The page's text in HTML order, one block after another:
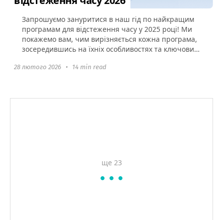
Запрошуємо зануритися в наш гід по найкращим
програмам для відстеження часу у 2025 році! Ми
покажемо вам, чим вирізняється кожна програма,
зосередившись на їхніх особливостях та ключових
28 лютого 2026 • 14 min read
ще 23